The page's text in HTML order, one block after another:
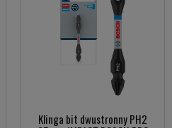
Klinga bit dwustronny PH2